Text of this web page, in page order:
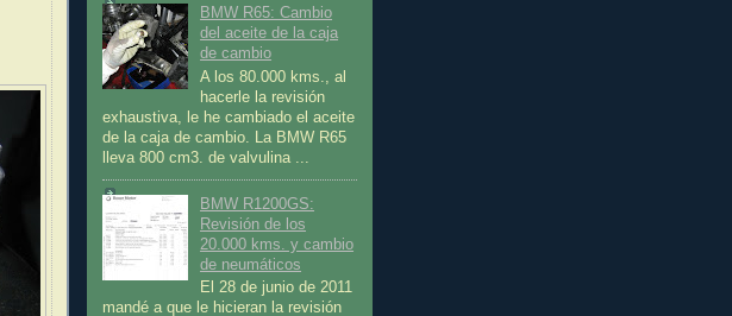
BMW R65: Cambio
del aceite de la caja
de cambio
A los 80.000 kms., al
hacerle la revisión
exhaustiva, le he cambiado el aceite
de la caja de cambio. La BMW R65
lleva 800 cm3. de valvulina ...
BMW R1200GS:
Revisión de los
20.000 kms. y cambio
de neumáticos
El 28 de junio de 2011
mandé a que le hicieran la revisión